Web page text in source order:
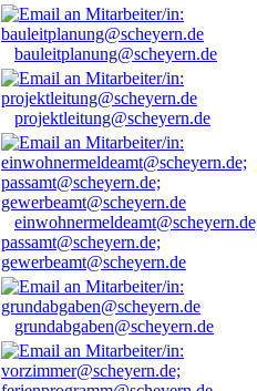
bauleitplanung@scheyern.de
projektleitung@scheyern.de
passamt@scheyern.de;
gewerbeamt@scheyern.de
grundabgaben@scheyern.de